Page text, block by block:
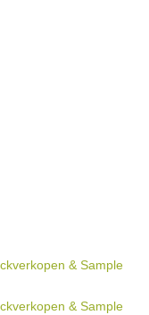
& Sample
& Sample